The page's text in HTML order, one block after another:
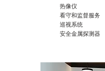
热像仪
看守和监督服务
巡视系统
安全金属探测器